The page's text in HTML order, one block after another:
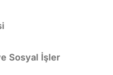
Sosyal İşler